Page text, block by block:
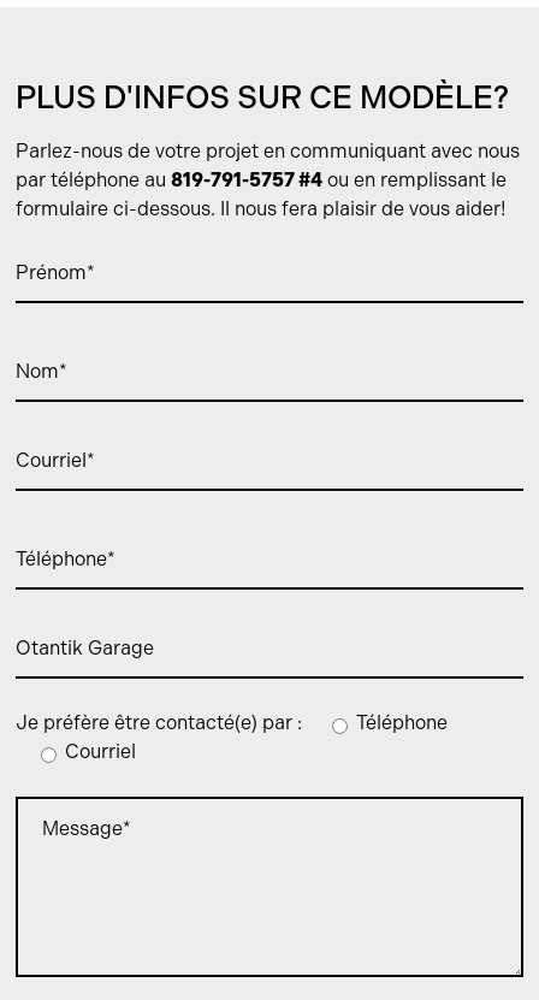
PLUS D'INFOS SUR CE MODÈLE?
Parlez-nous de votre projet en communiquant avec nous
par téléphone au819-791-5757 #4 ou en remplissant le
formulaire ci-dessous. Il nous fera plaisir de vous aider!
Je préfère être contacté(e) par :
Téléphone
Courriel